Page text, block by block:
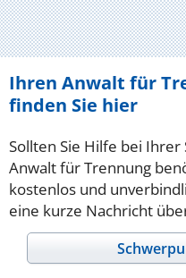
Ihren Anwalt für
finden Sie hier
Sollten Sie Hilfe bei
Anwalt für Trennung
kostenlos und
eine kurze Nachricht